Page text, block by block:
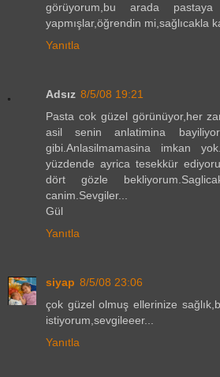
görüyorum,bu arada
yapmışlar,öğrendin mi,sağlıcakla
Yanıtla
Adsız 8/5/08 19:21
Pasta cok güzel görünüyor,her
asil senin anlatimina
gibi.Anlasilmamasina imkan
yüzdende ayrica tesekkür
dört gözle
canim.Sevgiler...
Gül
Yanıtla
siyap 8/5/08 23:06
çok güzel olmuş ellerinize
istiyorum,sevgileeer...
Yanıtla